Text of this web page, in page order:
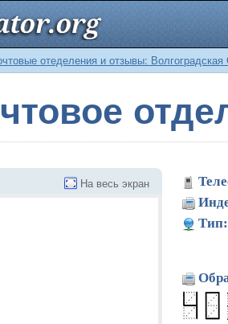
отеделения и отзывы: Волгоградская
На весь экран
Тип: